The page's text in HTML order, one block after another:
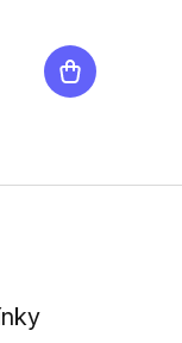
Nákupní
košík